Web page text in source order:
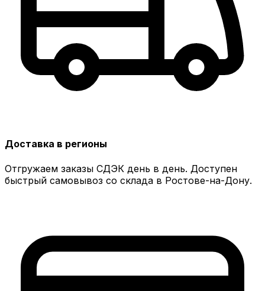
Доставка в регионы
Отгружаем заказы СДЭК день в день. Доступен
быстрый самовывоз со склада в Ростове-на-Дону.